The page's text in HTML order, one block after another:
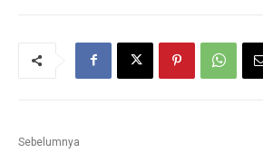
Sebelumnya